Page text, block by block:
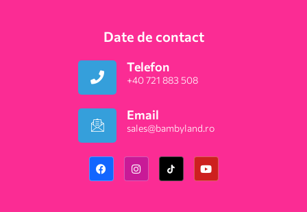
Date de contact
Telefon
+40 721 883 508
Email
sales@bambyland.ro​